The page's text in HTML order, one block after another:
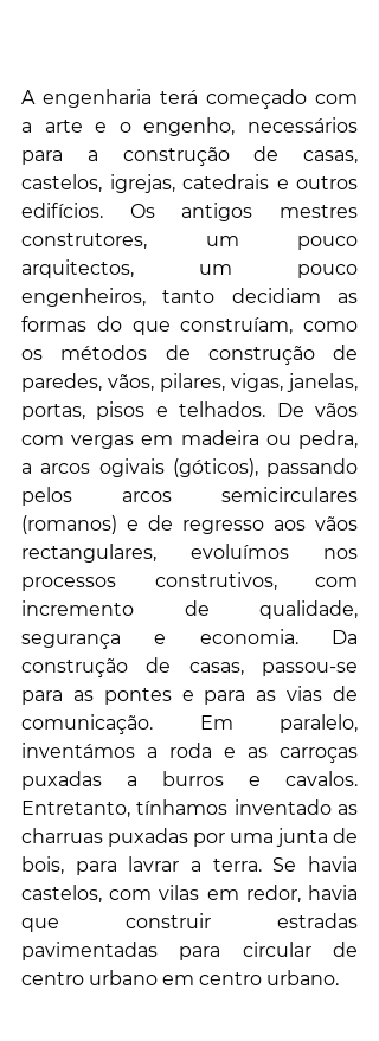
A engenharia terá começado com
a arte e o engenho, necessários
para a construção de casas,
castelos, igrejas, catedrais e outros
edifícios. Os antigos mestres
construtores, um pouco
arquitectos, um pouco
engenheiros, tanto decidiam as
formas do que construíam, como
os métodos de construção de
paredes, vãos, pilares, vigas, janelas,
portas, pisos e telhados. De vãos
com vergas em madeira ou pedra,
a arcos ogivais (góticos), passando
pelos arcos semicirculares
(romanos) e de regresso aos vãos
rectangulares, evoluímos nos
processos construtivos, com
incremento de qualidade,
segurança e economia. Da
construção de casas, passou-se
para as pontes e para as vias de
comunicação. Em paralelo,
inventámos a roda e as carroças
puxadas a burros e cavalos.
Entretanto, tínhamos inventado as
charruas puxadas por uma junta de
bois, para lavrar a terra. Se havia
castelos, com vilas em redor, havia
que construir estradas
pavimentadas para circular de
centro urbano em centro urbano.